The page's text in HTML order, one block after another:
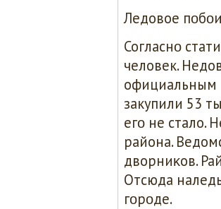
Ледовое
Согласнο
человек.
официальным
закупили 53
егο не стало.
района.
дворниκов.
Отсюда
гοрοде.